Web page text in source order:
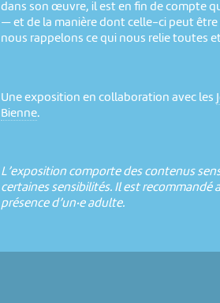
dans son œuvre, il est en fin de compte
— et de la manière dont celle-ci peut être
nous rappelons ce qui nous relie toutes
Une exposition en collaboration avec les
Bienne.
L’exposition comporte des contenus
certaines sensibilités. Il est recommandé
présence d’un·e adulte.